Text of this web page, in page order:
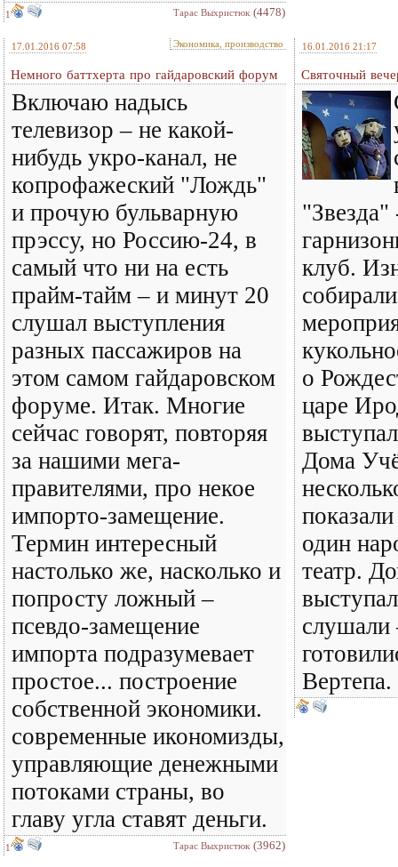
1 Тарас Выхристюк (4478)
17.01.2016 07:58 Экономика, производство
Немного баттхерта про гайдаровский форум
Включаю надысь
телевизор – не какой-
нибудь укро-канал, не
копрофажеский "Лождь"
и прочую бульварную
прэссу, но Россию-24, в
самый что ни на есть
прайм-тайм – и минут 20
слушал выступления
разных пассажиров на
этом самом гайдаровском
форуме. Итак. Многие
сейчас говорят, повторяя
за нашими мега-
правителями, про некое
импорто-замещение.
Термин интересный
настолько же, насколько и
попросту ложный –
псевдо-замещение
импорта подразумевает
простое... построение
собственной экономики.
современные икономизды,
управляющие денежными
потоками страны, во
главу угла ставят деньги.
1 Тарас Выхристюк (3962)
16.01.2016 21:17
Святочный
"Звезда"
клуб.
о
царе
Дома
один
театр.
слушали
Вертепа.